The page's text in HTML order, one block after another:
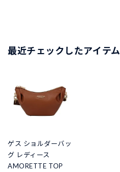
最近チェックしたアイテム
ゲス ショルダーバッ
グ レディース
AMORETTE TOP